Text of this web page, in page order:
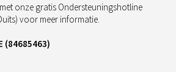
onze gratis Ondersteuningshotline
voor meer informatie.
(84685463)